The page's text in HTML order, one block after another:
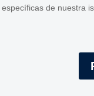
de nuestra